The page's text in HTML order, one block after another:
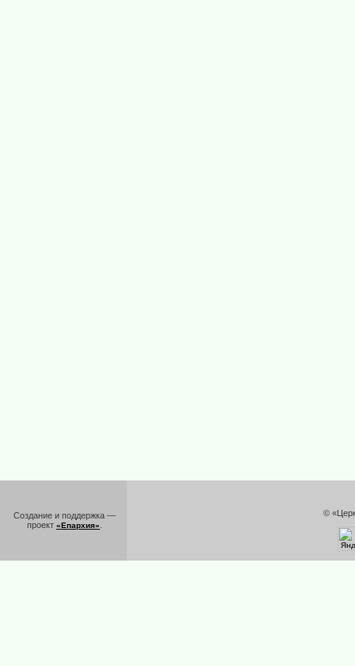
Создание и поддержка —
проект «Епархия»
©